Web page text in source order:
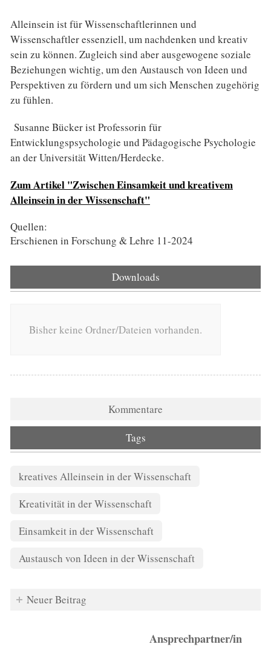
Alleinsein ist für Wissenschaftlerinnen und
Wissenschaftler essenziell, um nachdenken und kreativ
sein zu können. Zugleich sind aber ausgewogene soziale
Beziehungen wichtig, um den Austausch von Ideen und
Perspektiven zu fördern und um sich Menschen zugehörig
zu fühlen.
Susanne Bücker ist Professorin für
Entwicklungspsychologie und Pädagogische Psychologie
an der Universität Witten/Herdecke.
Zum Artikel "Zwischen Einsamkeit und kreativem
Alleinsein in der Wissenschaft"
Quellen:
Erschienen in Forschung & Lehre 11-2024
Downloads
Bisher keine Ordner/Dateien vorhanden.
Kommentare
Tags
kreatives Alleinsein in der Wissenschaft
Kreativität in der Wissenschaft
Einsamkeit in der Wissenschaft
Austausch von Ideen in der Wissenschaft
Neuer Beitrag
Ansprechpartner/in